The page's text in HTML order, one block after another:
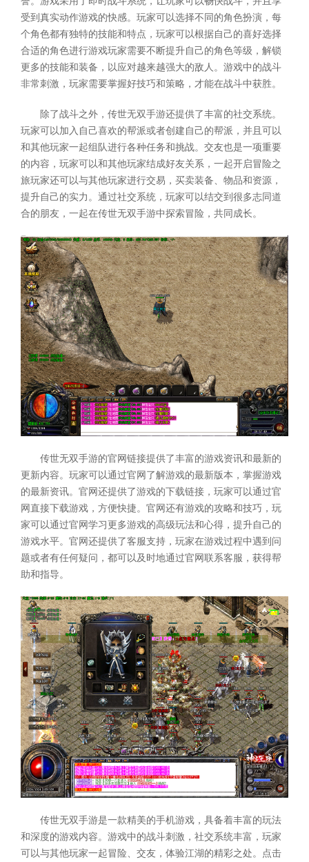
受到真实动作游戏的快感。玩家可以选择不同的角色扮演，每
个角色都有独特的技能和特点，玩家可以根据自己的喜好选择
合适的角色进行游戏玩家需要不断提升自己的角色等级，解锁
更多的技能和装备，以应对越来越强大的敌人。游戏中的战斗
非常刺激，玩家需要掌握好技巧和策略，才能在战斗中获胜。
除了战斗之外，传世无双手游还提供了丰富的社交系统。
玩家可以加入自己喜欢的帮派或者创建自己的帮派，并且可以
和其他玩家一起组队进行各种任务和挑战。交友也是一项重要
的内容，玩家可以和其他玩家结成好友关系，一起开启冒险之
旅玩家还可以与其他玩家进行交易，买卖装备、物品和资源，
提升自己的实力。通过社交系统，玩家可以结交到很多志同道
合的朋友，一起在传世无双手游中探索冒险，共同成长。
传世无双手游的官网链接提供了丰富的游戏资讯和最新的
更新内容。玩家可以通过官网了解游戏的最新版本，掌握游戏
的最新资讯。官网还提供了游戏的下载链接，玩家可以通过官
网直接下载游戏，方便快捷。官网还有游戏的攻略和技巧，玩
家可以通过官网学习更多游戏的高级玩法和心得，提升自己的
游戏水平。官网还提供了客服支持，玩家在游戏过程中遇到问
题或者有任何疑问，都可以及时地通过官网联系客服，获得帮
助和指导。
传世无双手游是一款精美的手机游戏，具备着丰富的玩法
和深度的游戏内容。游戏中的战斗刺激，社交系统丰富，玩家
可以与其他玩家一起冒险、交友，体验江湖的精彩之处。点击